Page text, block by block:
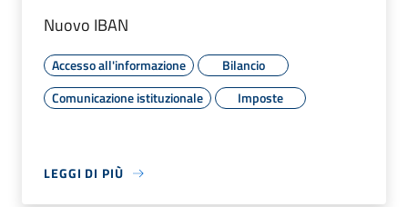
Nuovo IBAN
Accesso all'informazione
Bilancio
Comunicazione istituzionale
Imposte
LEGGI DI PIÙ